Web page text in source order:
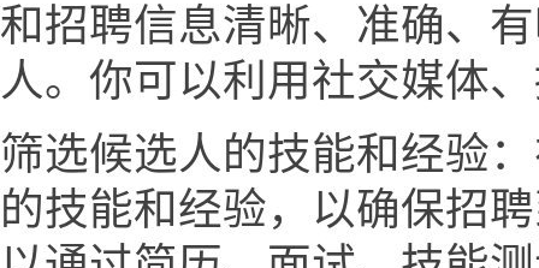
和招聘信息清晰、准确、
人。你可以利用社交媒体
筛选候选人的技能和经验
的技能和经验，以确保招